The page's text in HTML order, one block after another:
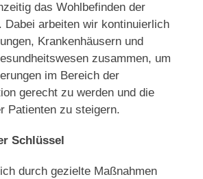
das Wohlbefinden der
Dabei arbeiten wir kontinuierlich
Krankenhäusern und
zusammen, um
im Bereich der
gerecht zu werden und die
Patienten zu steigern.
Schlüssel
durch gezielte Maßnahmen